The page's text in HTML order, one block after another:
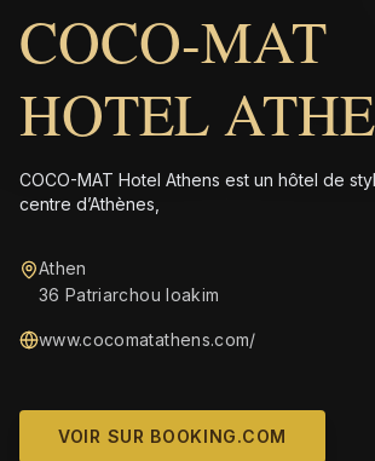
COCO-MAT
HOTEL
COCO-MAT Hotel Athens est un hôtel de
centre d’Athènes,
Athen
36 Patriarchou Ioakim
www.cocomatathens.com/
VOIR SUR BOOKING.COM